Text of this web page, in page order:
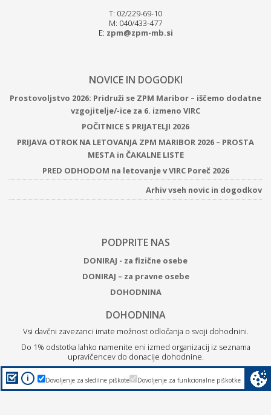
T: 02/229-69-10
M: 040/433-477
E: zpm@zpm-mb.si
NOVICE IN DOGODKI
Prostovoljstvo 2026: Pridruži se ZPM Maribor – iščemo dodatne
vzgojitelje/-ice za 6. izmeno VIRC
POČITNICE S PRIJATELJI 2026
PRIJAVA OTROK NA LETOVANJA ZPM MARIBOR 2026 – PROSTA
MESTA in ČAKALNE LISTE
PRED ODHODOM na letovanje v VIRC Poreč 2026
Arhiv vseh novic in dogodkov
PODPRITE NAS
DONIRAJ - za fizične osebe
DONIRAJ – za pravne osebe
DOHODNINA
DOHODNINA
Vsi davčni zavezanci imate možnost odločanja o svoji dohodnini.
Do 1% odstotka lahko namenite eni izmed organizacij iz seznama
upravičencev do donacije dohodnine.
Z donacijo ZPM Maribor boste podprli brezplačne programe
za otroke, mlade in družine.
Dovoljenje za funkcionalne piškotke
Dovoljenje za sledilne piškote
i